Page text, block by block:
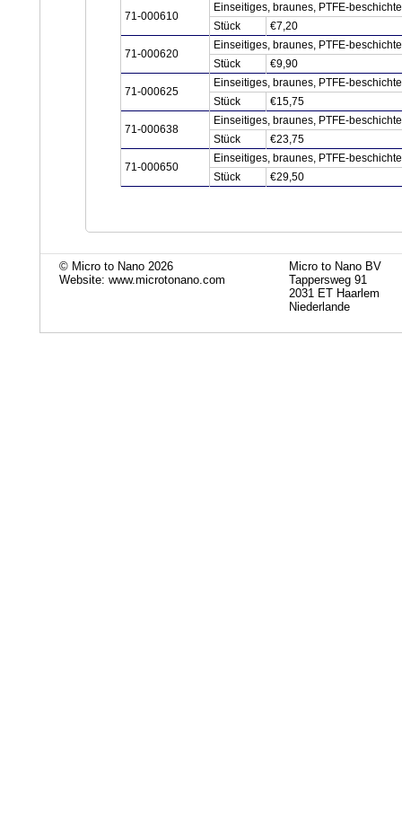
71-000610
Einseitiges, braunes, PTFE-
Stück
€7,20
71-000620
Einseitiges, braunes, PTFE-
Stück
€9,90
71-000625
Einseitiges, braunes, PTFE-
Stück
€15,75
71-000638
Einseitiges, braunes, PTFE-
Stück
€23,75
71-000650
Einseitiges, braunes, PTFE-
Stück
€29,50
© Micro to Nano 2026
Website: www.microtonano.com
Micro to Nano BV
Tappersweg 91
2031 ET Haarlem
Niederlande